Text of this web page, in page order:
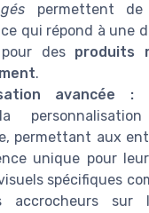
permettent de
qui répond à une
des produits
.
avancée :
permettant aux
unique pour
spécifiques
accrocheurs sur